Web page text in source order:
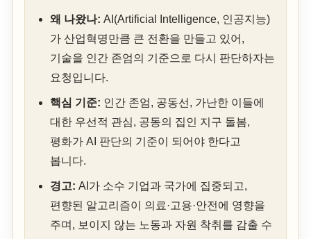
왜 나왔나: AI(Artificial Intelligence, 인공지능)
가 산업혁명만큼 큰 전환을 만들고 있어,
기술을 인간 존엄의 기준으로 다시 판단하자는
요청입니다.
핵심 기준: 인간 존엄, 공동선, 가난한 이들에
대한 우선적 관심, 공동의 집인 지구 돌봄,
평화가 AI 판단의 기준이 되어야 한다고
봅니다.
경고: AI가 소수 기업과 국가에 집중되고,
편향된 알고리즘이 의료·고용·안전에 영향을
주며, 보이지 않는 노동과 자원 착취를 감출 수